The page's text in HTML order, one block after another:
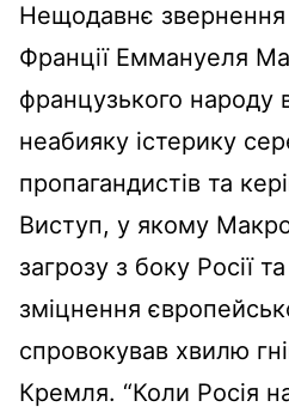
Нещодавнє звернення
Франції Еммануеля
французького народу
неабияку істерику
пропагандистів та
Виступ, у якому
загрозу з боку Росії
зміцнення
спровокував хвилю
Кремля. “Коли Росія